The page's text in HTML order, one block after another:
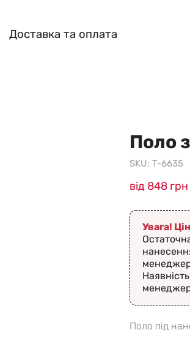
Доставка та оплата
Поло
SKU: T-6635
від 848 грн
Увага!
Поло під